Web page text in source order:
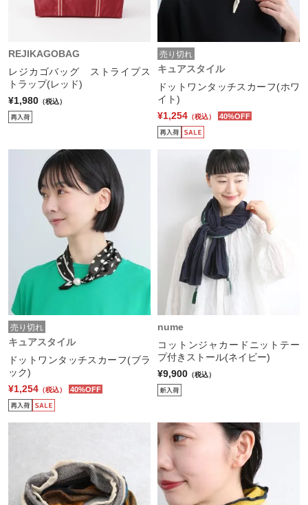
REJIKAGOBAG
レジカゴバッグ ストライプス
トラップ(レッド)
¥1,980 （税込）
売り切れ
キュアスタイル
ドットワンタッチスカーフ(ホワ
イト)
¥1,254 （税込） 40%OFF
売り切れ
キュアスタイル
ドットワンタッチスカーフ(ブラ
ック)
¥1,254 （税込） 40%OFF
nume
コットンジャカードニットテー
プ付きストール(ネイビー)
¥9,900 （税込）